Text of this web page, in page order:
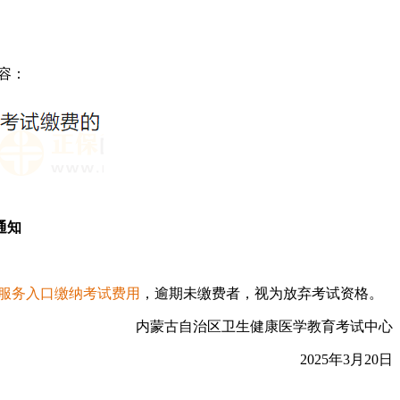
：
知
务入口缴纳考试费用 ，逾期未缴费者，视为放弃考试资格。
内蒙古自治区卫生健康医学教育考试中心
2025年3月20日